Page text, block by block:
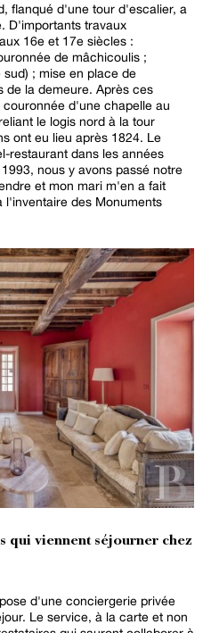
flanqué d'une tour d'escalier, a
D'importants travaux
16e et 17e siècles :
de mâchicoulis ;
; mise en place de
de la demeure. Après ces
d'une chapelle au
le logis nord à la tour
ont eu lieu après 1824. Le
restaurant dans les années
nous y avons passé notre
et mon mari m'en a fait
des Monuments
qui viennent séjourner chez
d'une conciergerie privée
Le service, à la carte et non